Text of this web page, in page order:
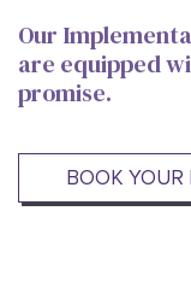
Our
are equipped
promise.
BOOK